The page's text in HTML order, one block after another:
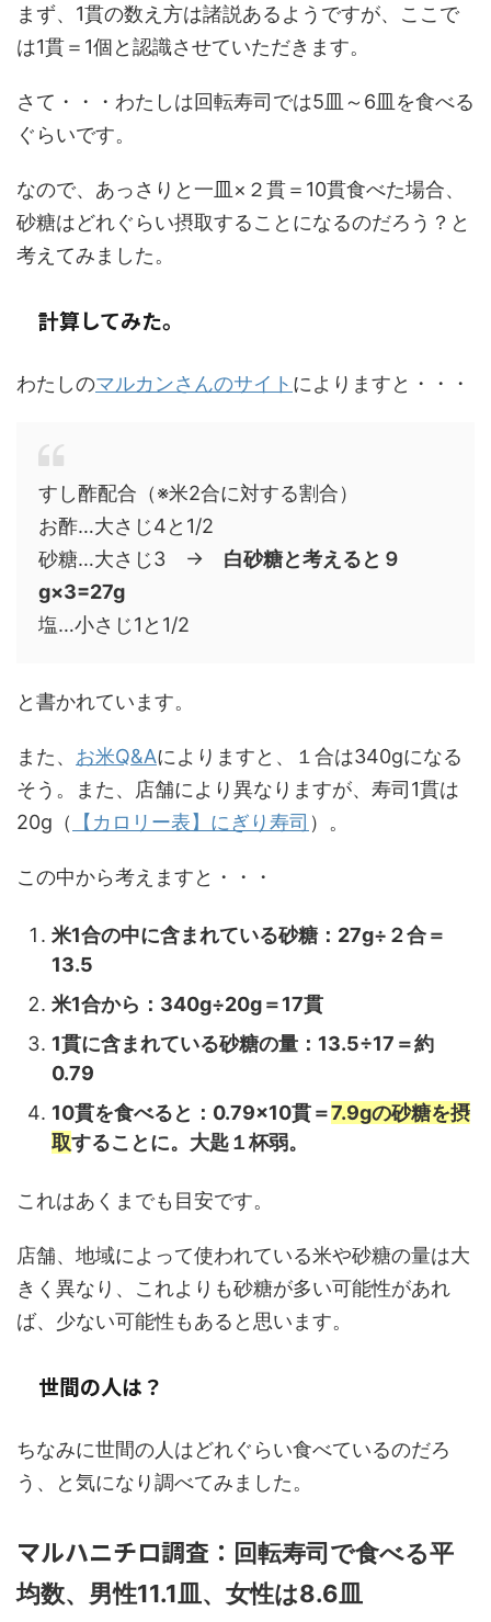
まず、1貫の数え方は諸説あるようですが、ここで
は1貫＝1個と認識させていただきます。
さて・・・わたしは回転寿司では5皿～6皿を食べる
ぐらいです。
なので、あっさりと一皿×２貫＝10貫食べた場合、
砂糖はどれぐらい摂取することになるのだろう？と
考えてみました。
計算してみた。
わたしのマルカンさんのサイト によりますと・・・
すし酢配合（※米2合に対する割合）
お酢…大さじ4と1/2
砂糖…大さじ3 → 白砂糖と考えると９
g×3=27g
塩…小さじ1と1/2
と書かれています。
また、 お米Q&Aによりますと、１合は340gになる
そう。また、店舗により異なりますが、寿司1貫は
20g（
【カロリー表】にぎり寿司 ）。
この中から考えますと・・・
米1合の中に含まれている砂糖：27g÷２合＝
13.5
米1合から：340g÷20g＝17貫
1貫に含まれている砂糖の量：13.5÷17＝約
0.79
10貫を食べると：0.79×10貫＝7.9gの砂糖を摂
取することに。大匙１杯弱。
これはあくまでも目安です。
店舗、地域によって使われている米や砂糖の量は大
きく異なり、これよりも砂糖が多い可能性があれ
ば、少ない可能性もあると思います。
世間の人は？
ちなみに世間の人はどれぐらい食べているのだろ
う、と気になり調べてみました。
マルハニチロ調査： 回転寿司で食べる平
均数、男性11.1皿、女性は8.6皿